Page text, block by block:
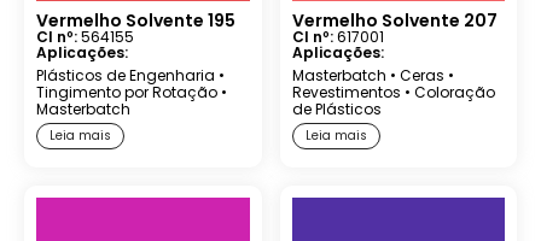
Vermelho Solvente 195
CI nº:564155
Aplicações:
Plásticos de Engenharia •
Tingimento por Rotação •
Masterbatch
Leia mais
Vermelho Solvente 207
CI nº:617001
Aplicações:
Masterbatch • Ceras •
Revestimentos • Coloração
de Plásticos
Leia mais